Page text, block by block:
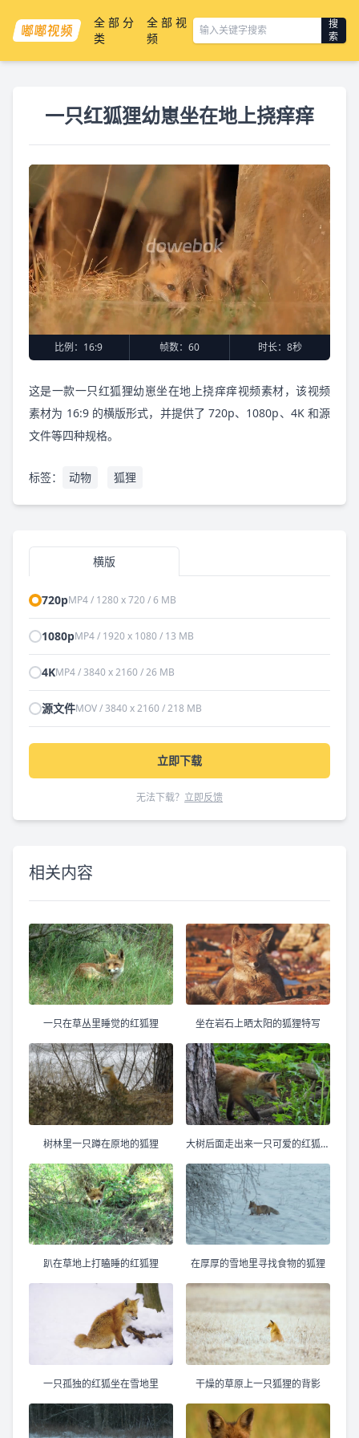
全部分
类
全部视
频
搜
索
一只红狐狸幼崽坐在地上挠痒痒
比例： 16:9 帧数： 60 时长：8秒
这是一款一只红狐狸幼崽坐在地上挠痒痒视频素材，该视频
素材为 16:9 的横版形式，并提供了 720p、1080p、4K 和源
文件等四种规格。
标签： 动物 狐狸
横版
720pMP4 / 1280 x 720 / 6 MB
1080pMP4 / 1920 x 1080 / 13 MB
4KMP4 / 3840 x 2160 / 26 MB
源文件MOV / 3840 x 2160 / 218 MB
立即下载
无法下载？ 立即反馈
相关内容
一只在草丛里睡觉的红狐狸 坐在岩石上晒太阳的狐狸特写
树林里一只蹲在原地的狐狸 大树后面走出来一只可爱的红狐幼崽
趴在草地上打瞌睡的红狐狸 在厚厚的雪地里寻找食物的狐狸
一只孤独的红狐坐在雪地里 干燥的草原上一只狐狸的背影